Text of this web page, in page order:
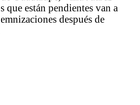
que están pendientes van a
después de